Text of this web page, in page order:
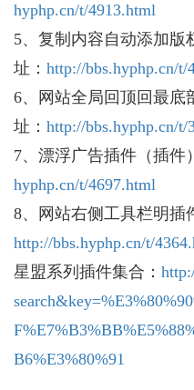
hyphp.cn/t/4913.html
5、复制内容自动添加版
址： http://bbs.hyphp.cn/t/
6、网站全局回顶回最底
址： http://bbs.hyphp.cn/t/
7、漂浮广告插件 （插
hyphp.cn/t/4697.html
8、网站右侧工具栏明插
http://bbs.hyphp.cn/t/
星盟系列插件集合：
B6%E3%80%91